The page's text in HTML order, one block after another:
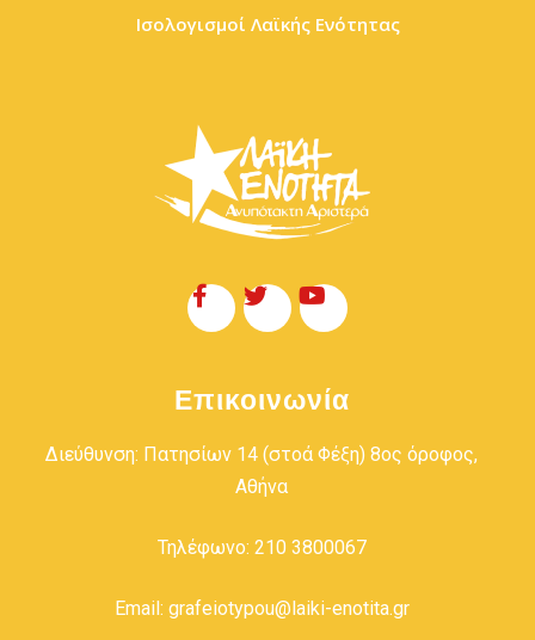
Ισολογισμοί Λαϊκής Ενότητας
Επικοινωνία
Διεύθυνση: Πατησίων 14 (στοά Φέξη) 8ος όροφος,
Αθήνα
Τηλέφωνο: 210 3800067
Email: grafeiotypou@laiki-enotita.gr